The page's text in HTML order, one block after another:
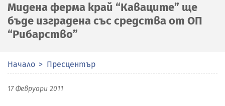
Мидена ферма край “Каваците” ще
бъде изградена със средства от ОП
“Рибарство”
Начало Пресцентър
17 Февруари 2011